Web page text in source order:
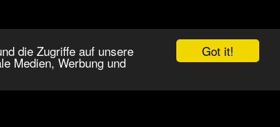
Got it!
die Zugriffe auf unsere
Medien, Werbung und